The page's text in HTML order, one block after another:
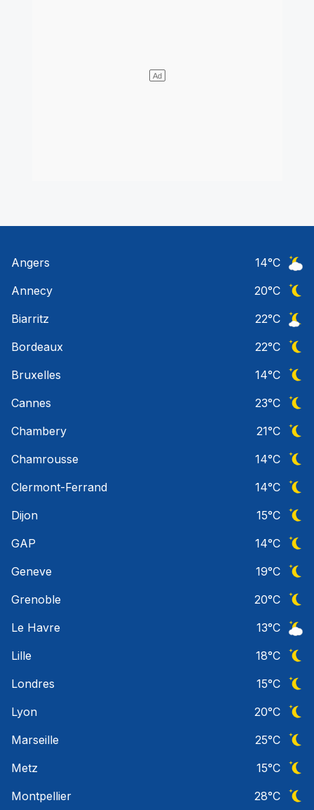
Angers 14°C
Annecy
20°C
Biarritz
22°C
Bordeaux
22°C
Bruxelles
14°C
Cannes
23°C
Chambery
21°C
Chamrousse
14°C
Clermont-Ferrand
14°C
Dijon
15°C
GAP
14°C
Geneve
19°C
Grenoble
20°C
Le Havre
13°C
Lille
18°C
Londres
15°C
Lyon
20°C
Marseille
25°C
Metz
15°C
Montpellier
28°C